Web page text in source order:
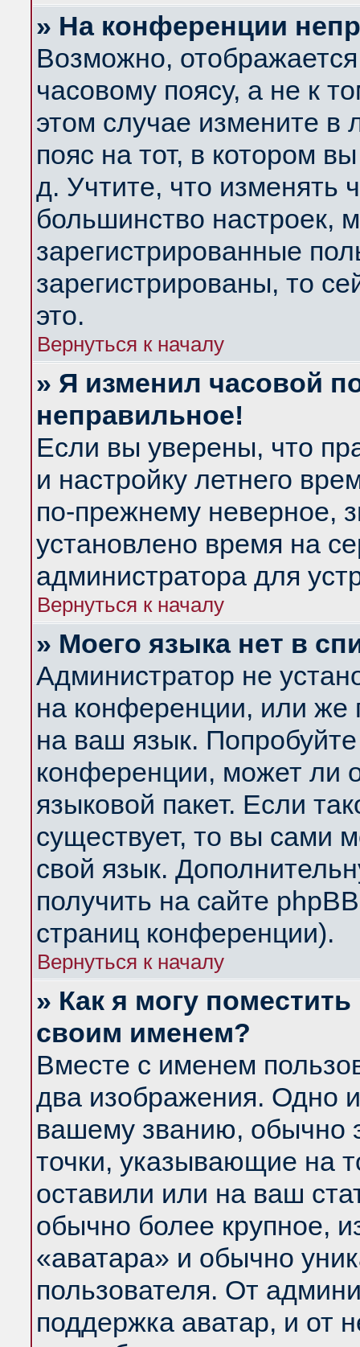
» На конференции
Возможно,
часовому поясу, а не к
этом случае измените в
пояс на тот, в котором
д. Учтите, что изменять
большинство настроек,
зарегистрированные
зарегистрированы, то
это.
Вернуться к началу
» Я изменил часовой
неправильное!
Если вы уверены, что
и настройку летнего
по-прежнему неверное,
установлено время на
администратора для
Вернуться к началу
» Моего языка нет в
Администратор не
на конференции, или же
на ваш язык.
конференции, может ли
языковой пакет. Если
существует, то вы сами
свой язык.
получить на сайте
страниц конференции).
Вернуться к началу
» Как я могу
своим именем?
Вместе с именем
два изображения. Одно
вашему званию, обычно
точки, указывающие на
оставили или на ваш
обычно более крупное,
«аватара» и обычно
пользователя. От
поддержка аватар, и от